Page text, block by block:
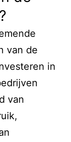
van de
in
van